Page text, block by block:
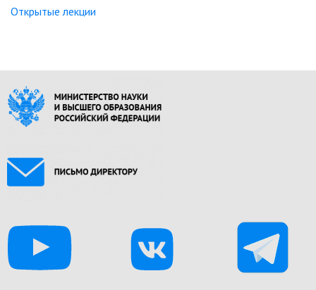
Открытые лекции